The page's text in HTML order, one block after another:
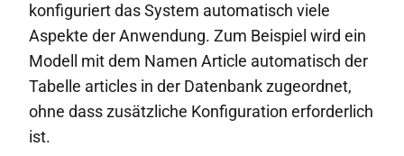
konfiguriert das System automatisch viele
Aspekte der Anwendung. Zum Beispiel wird ein
Modell mit dem Namen Article automatisch der
Tabelle articles in der Datenbank zugeordnet,
ohne dass zusätzliche Konfiguration erforderlich
ist.